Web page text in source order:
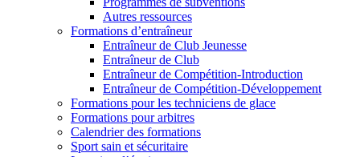
Autres ressources
Formations d’entraîneur
Entraîneur de Club Jeunesse
Entraîneur de Club
Entraîneur de Compétition-Introduction
Entraîneur de Compétition-Développement
Formations pour les techniciens de glace
Formations pour arbitres
Calendrier des formations
Sport sain et sécuritaire